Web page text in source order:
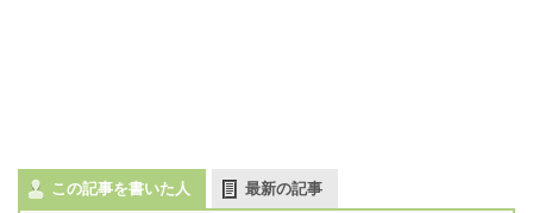
この記事を書いた人 最新の記事